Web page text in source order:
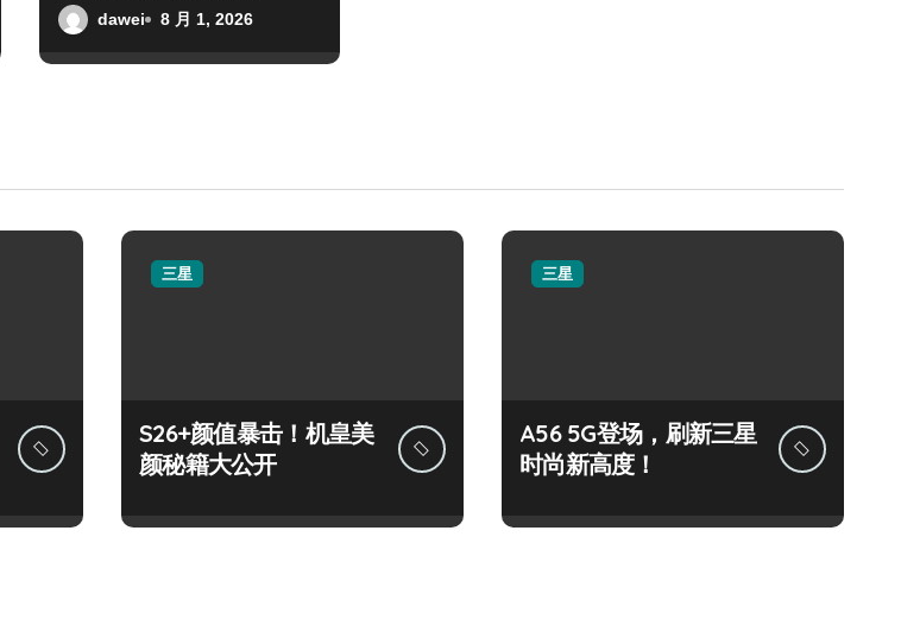
dawei 8 月 1, 2026
三星
S26+颜值暴击！机皇美
颜秘籍大公开
三星
A56 5G登场，刷新三星
时尚新高度！